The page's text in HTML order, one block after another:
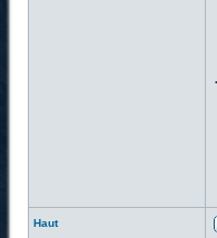
Haut